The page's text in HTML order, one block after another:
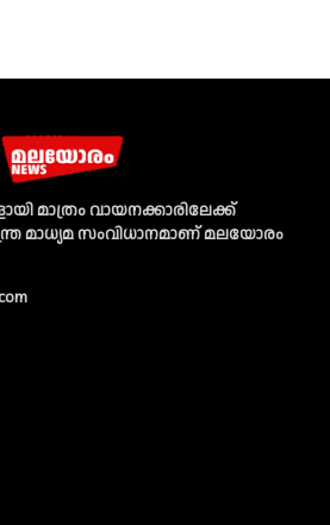
മാത്രം വായനക്കാരിലേക്ക്
മാധ്യമ സംവിധാനമാണ് മലയോരം